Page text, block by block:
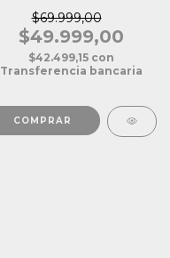
$69.999,00
$49.999,00
$42.499,15 con
Transferencia bancaria
COMPRAR